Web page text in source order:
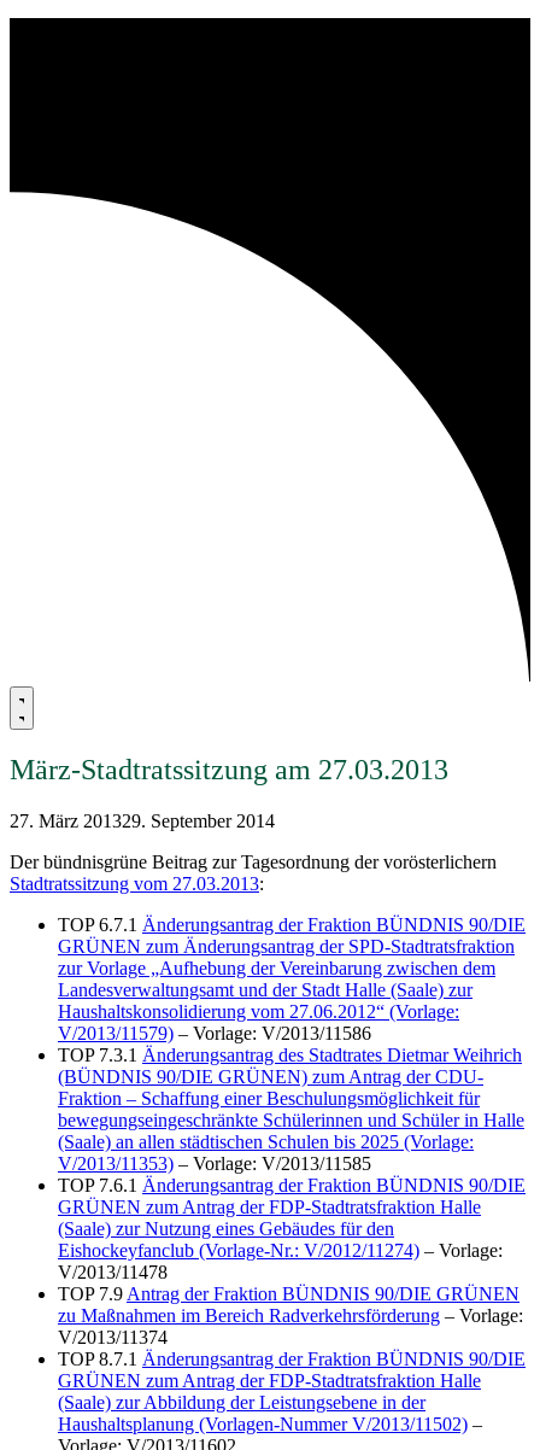
März-Stadtratssitzung am 27.03.2013
27. März 201329. September 2014
Der bündnisgrüne Beitrag zur Tagesordnung der vorösterlichern
Stadtratssitzung vom 27.03.2013:
TOP 6.7.1 Änderungsantrag der Fraktion BÜNDNIS 90/DIE
GRÜNEN zum Änderungsantrag der SPD-Stadtratsfraktion
zur Vorlage „Aufhebung der Vereinbarung zwischen dem
Landesverwaltungsamt und der Stadt Halle (Saale) zur
Haushaltskonsolidierung vom 27.06.2012“ (Vorlage:
V/2013/11579) – Vorlage: V/2013/11586
TOP 7.3.1 Änderungsantrag des Stadtrates Dietmar Weihrich
(BÜNDNIS 90/DIE GRÜNEN) zum Antrag der CDU-
Fraktion – Schaffung einer Beschulungsmöglichkeit für
bewegungseingeschränkte Schülerinnen und Schüler in Halle
(Saale) an allen städtischen Schulen bis 2025 (Vorlage:
V/2013/11353) – Vorlage: V/2013/11585
TOP 7.6.1 Änderungsantrag der Fraktion BÜNDNIS 90/DIE
GRÜNEN zum Antrag der FDP-Stadtratsfraktion Halle
(Saale) zur Nutzung eines Gebäudes für den
Eishockeyfanclub (Vorlage-Nr.: V/2012/11274) – Vorlage:
V/2013/11478
TOP 7.9 Antrag der Fraktion BÜNDNIS 90/DIE GRÜNEN
zu Maßnahmen im Bereich Radverkehrsförderung – Vorlage:
V/2013/11374
TOP 8.7.1 Änderungsantrag der Fraktion BÜNDNIS 90/DIE
GRÜNEN zum Antrag der FDP-Stadtratsfraktion Halle
(Saale) zur Abbildung der Leistungsebene in der
Haushaltsplanung (Vorlagen-Nummer V/2013/11502) –
Vorlage: V/2013/11602